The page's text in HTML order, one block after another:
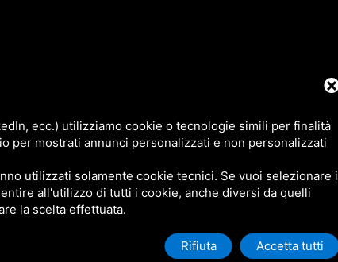
(RO) ITALY, TEL +39 0425 492644. P.I. 00748970290
ecc.) utilizziamo cookie o tecnologie simili per finalità
per mostrati annunci personalizzati e non personalizzati
utilizzati solamente cookie tecnici. Se vuoi selezionare i
all'utilizzo di tutti i cookie, anche diversi da quelli
la scelta effettuata.
Rifiuta Accetta tutti